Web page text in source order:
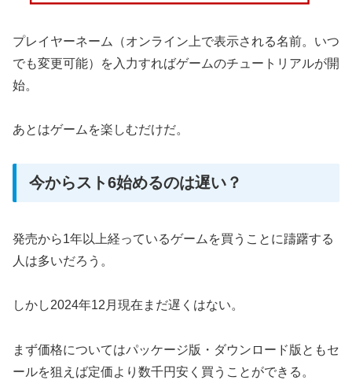
プレイヤーネーム（オンライン上で表示される名前。いつ
でも変更可能）を入力すればゲームのチュートリアルが開
始。
あとはゲームを楽しむだけだ。
今からスト6始めるのは遅い？
発売から1年以上経っているゲームを買うことに躊躇する
人は多いだろう。
しかし2024年12月現在まだ遅くはない。
まず価格についてはパッケージ版・ダウンロード版ともセ
ールを狙えば定価より数千円安く買うことができる。